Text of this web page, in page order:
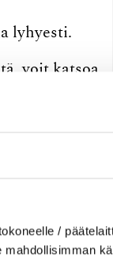
/
lyhyesti.
voit katsoa